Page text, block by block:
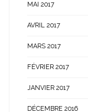
MAI 2017
AVRIL 2017
MARS 2017
FÉVRIER 2017
JANVIER 2017
DÉCEMBRE 2016